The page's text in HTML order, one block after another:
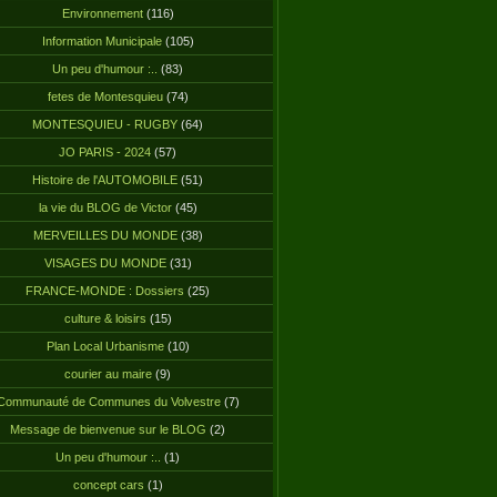
Environnement(116)
Information Municipale(105)
Un peu d'humour :.. (83)
fetes de Montesquieu(74)
MONTESQUIEU - RUGBY (64)
JO PARIS - 2024 (57)
Histoire de l'AUTOMOBILE (51)
la vie du BLOG de Victor(45)
MERVEILLES DU MONDE(38)
VISAGES DU MONDE(31)
FRANCE-MONDE : Dossiers (25)
culture & loisirs (15)
Plan Local Urbanisme(10)
courier au maire (9)
de Communes du Volvestre(7)
Message de bienvenue sur le BLOG (2)
Un peu d'humour :.. (1)
concept cars (1)